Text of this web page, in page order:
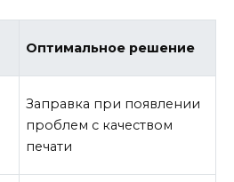
Оптимальное решение
Заправка при появлении
проблем с качеством
печати